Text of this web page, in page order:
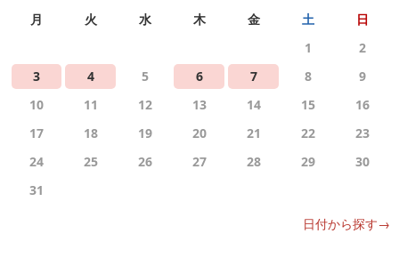
月 火 水 木 金 土
日
1
2
3
4 5 6 7 8
9
10
11 12 13 14 15
16
17
18 19 20 21 22
23
24
25 26 27 28 29
30
31
日付から探す→